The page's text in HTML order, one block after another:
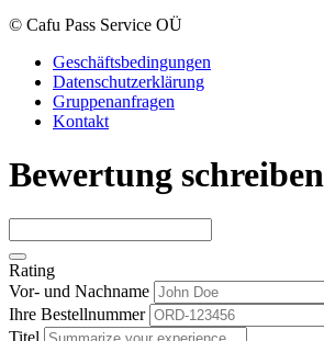
© Cafu Pass Service OÜ
Geschäftsbedingungen
Datenschutzerklärung
Gruppenanfragen
Kontakt
Bewertung schreiben
Rating
Vor- und Nachname
Ihre Bestellnummer